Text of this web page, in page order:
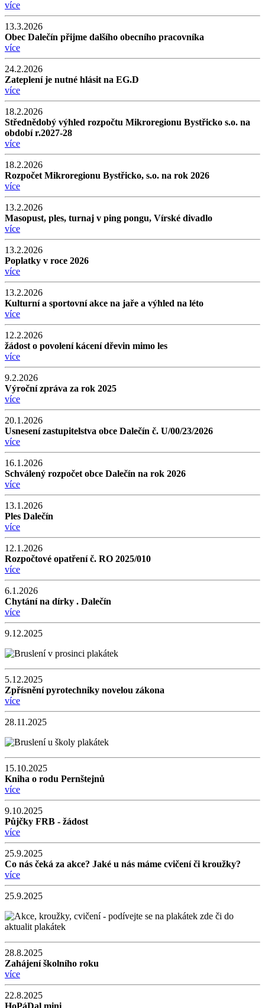
více
13.3.2026
Obec Dalečín přijme dalšího obecního pracovníka
více
24.2.2026
Zateplení je nutné hlásit na EG.D
více
18.2.2026
Střednědobý výhled rozpočtu Mikroregionu Bystřicko s.o. na
období r.2027-28
více
18.2.2026
Rozpočet Mikroregionu Bystřicko, s.o. na rok 2026
více
13.2.2026
Masopust, ples, turnaj v ping pongu, Vírské divadlo
více
13.2.2026
Poplatky v roce 2026
více
13.2.2026
Kulturní a sportovní akce na jaře a výhled na léto
více
12.2.2026
žádost o povolení kácení dřevin mimo les
více
9.2.2026
Výroční zpráva za rok 2025
více
20.1.2026
Usnesení zastupitelstva obce Dalečín č. U/00/23/2026
více
16.1.2026
Schválený rozpočet obce Dalečín na rok 2026
více
13.1.2026
Ples Dalečín
více
12.1.2026
Rozpočtové opatření č. RO 2025/010
více
6.1.2026
Chytání na dírky . Dalečín
více
9.12.2025
5.12.2025
Zpřísnění pyrotechniky novelou zákona
více
28.11.2025
15.10.2025
Kniha o rodu Pernštejnů
více
9.10.2025
Půjčky FRB - žádost
více
25.9.2025
Co nás čeká za akce? Jaké u nás máme cvičení či kroužky?
více
25.9.2025
28.8.2025
Zahájení školního roku
více
22.8.2025
HoPáDal mini